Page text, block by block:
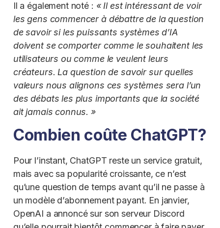
Il a également noté : « Il est intéressant de voir
les gens commencer à débattre de la question
de savoir si les puissants systèmes d’IA
doivent se comporter comme le souhaitent les
utilisateurs ou comme le veulent leurs
créateurs. La question de savoir sur quelles
valeurs nous alignons ces systèmes sera l’un
des débats les plus importants que la société
ait jamais connus. »
Combien coûte ChatGPT?
Pour l’instant, ChatGPT reste un service gratuit,
mais avec sa popularité croissante, ce n’est
qu’une question de temps avant qu’il ne passe à
un modèle d’abonnement payant. En janvier,
OpenAI a annoncé sur son serveur Discord